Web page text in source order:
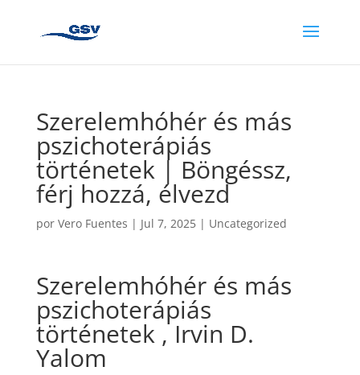
Szerelemhóhér és más
pszichoterápiás
történetek | Böngéssz,
férj hozzá, élvezd
por Vero Fuentes | Jul 7, 2025| Uncategorized
Szerelemhóhér és más
pszichoterápiás
történetek , Irvin D.
Yalom